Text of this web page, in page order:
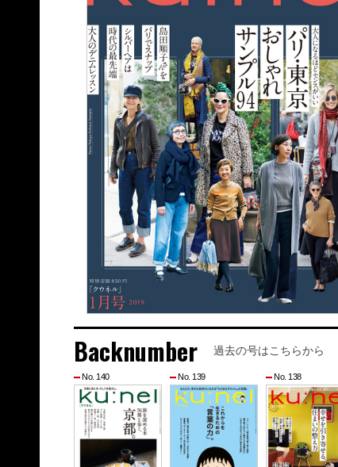
Backnumber 過去の号はこちらから
No. 140 No. 139 No. 138